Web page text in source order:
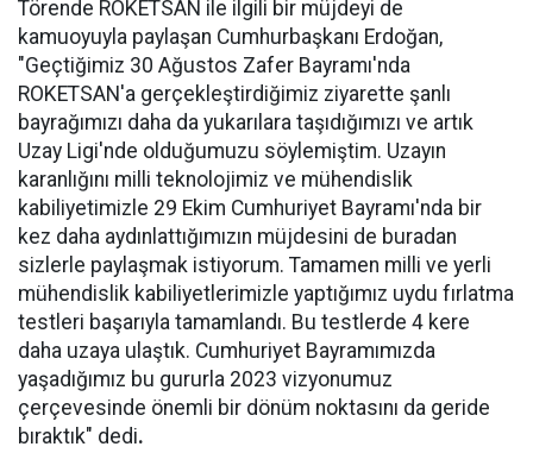
Törende ROKETSAN ile ilgili bir müjdeyi de
kamuoyuyla paylaşan Cumhurbaşkanı Erdoğan,
"Geçtiğimiz 30 Ağustos Zafer Bayramı'nda
ROKETSAN'a gerçekleştirdiğimiz ziyarette şanlı
bayrağımızı daha da yukarılara taşıdığımızı ve artık
Uzay Ligi'nde olduğumuzu söylemiştim. Uzayın
karanlığını milli teknolojimiz ve mühendislik
kabiliyetimizle 29 Ekim Cumhuriyet Bayramı'nda bir
kez daha aydınlattığımızın müjdesini de buradan
sizlerle paylaşmak istiyorum. Tamamen milli ve yerli
mühendislik kabiliyetlerimizle yaptığımız uydu fırlatma
testleri başarıyla tamamlandı. Bu testlerde 4 kere
daha uzaya ulaştık. Cumhuriyet Bayramımızda
yaşadığımız bu gururla 2023 vizyonumuz
çerçevesinde önemli bir dönüm noktasını da geride
bıraktık" dedi.